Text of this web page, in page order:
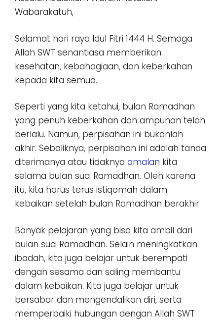
Wabarakatuh,
Selamat hari raya Idul Fitri 1444 H. Semoga
Allah SWT senantiasa memberikan
kesehatan, kebahagiaan, dan keberkahan
kepada kita semua.
Seperti yang kita ketahui, bulan Ramadhan
yang penuh keberkahan dan ampunan telah
berlalu. Namun, perpisahan ini bukanlah
akhir. Sebaliknya, perpisahan ini adalah tanda
diterimanya atau tidaknya amalan kita
selama bulan suci Ramadhan. Oleh karena
itu, kita harus terus istiqomah dalam
kebaikan setelah bulan Ramadhan berakhir.
Banyak pelajaran yang bisa kita ambil dari
bulan suci Ramadhan. Selain meningkatkan
ibadah, kita juga belajar untuk berempati
dengan sesama dan saling membantu
dalam kebaikan. Kita juga belajar untuk
bersabar dan mengendalikan diri, serta
memperbaiki hubungan dengan Allah SWT